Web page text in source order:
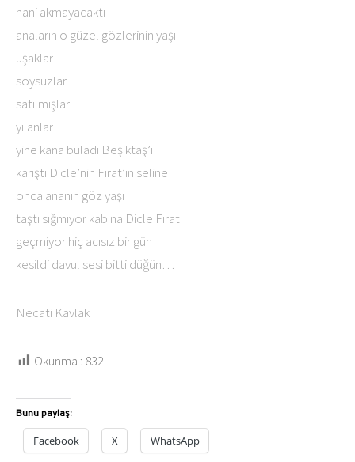
hani akmayacaktı
anaların o güzel gözlerinin yaşı
uşaklar
soysuzlar
satılmışlar
yılanlar
yine kana buladı Beşiktaş’ı
karıştı Dicle’nin Fırat’ın seline
onca ananın göz yaşı
taştı sığmıyor kabına Dicle Fırat
geçmiyor hiç acısız bir gün
kesildi davul sesi bitti düğün…
Necati Kavlak
Okunma : 832
Bunu paylaş:
Facebook X WhatsApp